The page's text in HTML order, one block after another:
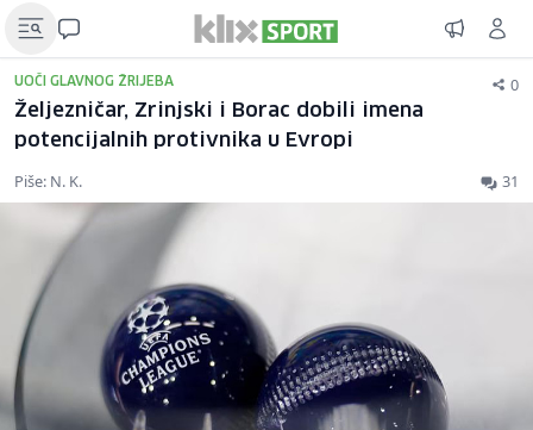
UOČI GLAVNOG ŽRIJEBA 0
Željezničar, Zrinjski i Borac dobili imena
potencijalnih protivnika u Evropi
Piše: N. K. 31